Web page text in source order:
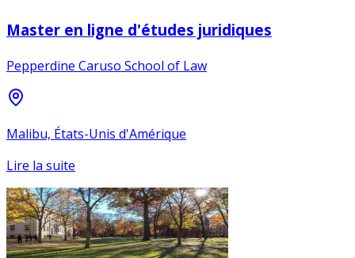
Master en ligne d'études juridiques
Pepperdine Caruso School of Law
Malibu, États-Unis d'Amérique
Lire la suite